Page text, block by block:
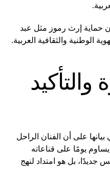
حماية إرث رموز مثل عبد
الوطنية والثقافية العربية.
على أن الفنان الراحل
يومًا على قناعاته
جديدًا، بل هو امتداد لنهج